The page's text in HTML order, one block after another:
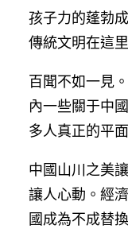
孩子力的蓬勃
傳統文明在這
百聞不如一見
內一些關于中
多人真正的平
中國山川之美
讓人心動。經
國成為不成替